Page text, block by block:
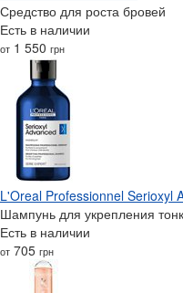
Средство для роста бровей
Есть в наличии
от 1 550 грн
L'Oreal Professionnel Serioxyl
Шампунь для укрепления
Есть в наличии
от 705 грн